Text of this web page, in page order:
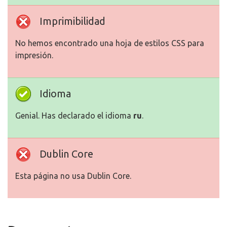
Imprimibilidad
No hemos encontrado una hoja de estilos CSS para
impresión.
Idioma
Genial. Has declarado el idioma ru.
Dublin Core
Esta página no usa Dublin Core.